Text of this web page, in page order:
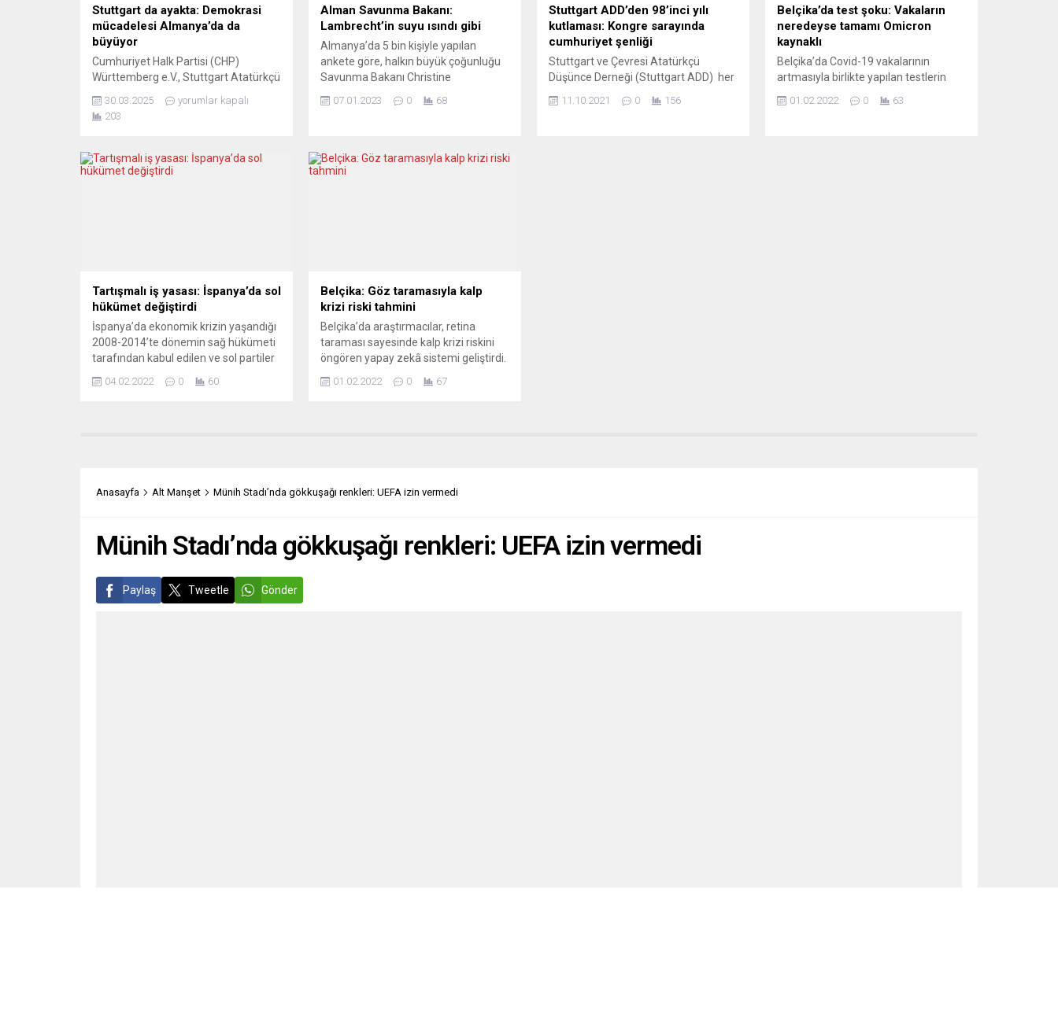
Stuttgart da ayakta: Demokrasi
mücadelesi Almanya’da da
büyüyor
Cumhuriyet Halk Partisi (CHP)
Württemberg e.V., Stuttgart Atatürkçü
Demokrat Esnaflar Birliği (DESBİR)
öncülüğünde, Stuttgart kent
çok sayıda Türk STK’nın desteklediği
yürüyüş düzenlendi. L-Bank önünde
30.03.2025
yorumlar kapalı
203
Alman Savunma Bakanı:
Lambrecht’in suyu ısındı gibi
Almanya’da 5 bin kişiyle yapılan
ankete göre, halkın büyük çoğunluğu
Savunma Bakanı Christine
gerektiğine inanıyor. Haber portalı t-
katılanların yüzde 77’si Bakan
Lambrecht’in görevden alınmasını
07.01.2023 0 68
Stuttgart ADD’den 98’inci yılı
kutlaması: Kongre sarayında
cumhuriyet şenliği
Stuttgart ve Çevresi Atatürkçü
Düşünce Derneği (Stuttgart ADD) her
Cumhuriyeti’nin kuruluşunu özel bir
11.10.2021 0 156
Belçika’da test şoku: Vakaların
neredeyse tamamı Omicron
kaynaklı
Belçika’da Covid-19 vakalarının
artmasıyla birlikte yapılan testlerin
Belçika Ulusal Halk Sağlığı
01.02.2022 0 63
Tartışmalı iş yasası: İspanya’da sol
hükümet değiştirdi
İspanya’da ekonomik krizin yaşandığı
2008-2014’te dönemin sağ hükümeti
tarafından kabul edilen ve sol partiler
olan iş yasasında değişikliğe gidildi.
04.02.2022 0 60
Belçika: Göz taramasıyla kalp
krizi riski tahmini
Belçika’da araştırmacılar, retina
taraması sayesinde kalp krizi riskini
öngören yapay zekâ sistemi geliştirdi.
araştırmacının çalışmasında, kalp ve
belirlendi. Üniversiteden yapılan
01.02.2022 0 67
Anasayfa Alt Manşet Münih Stadı’nda gökkuşağı renkleri: UEFA izin vermedi
Münih Stadı’nda gökkuşağı renkleri: UEFA izin vermedi
Paylaş Tweetle Gönder